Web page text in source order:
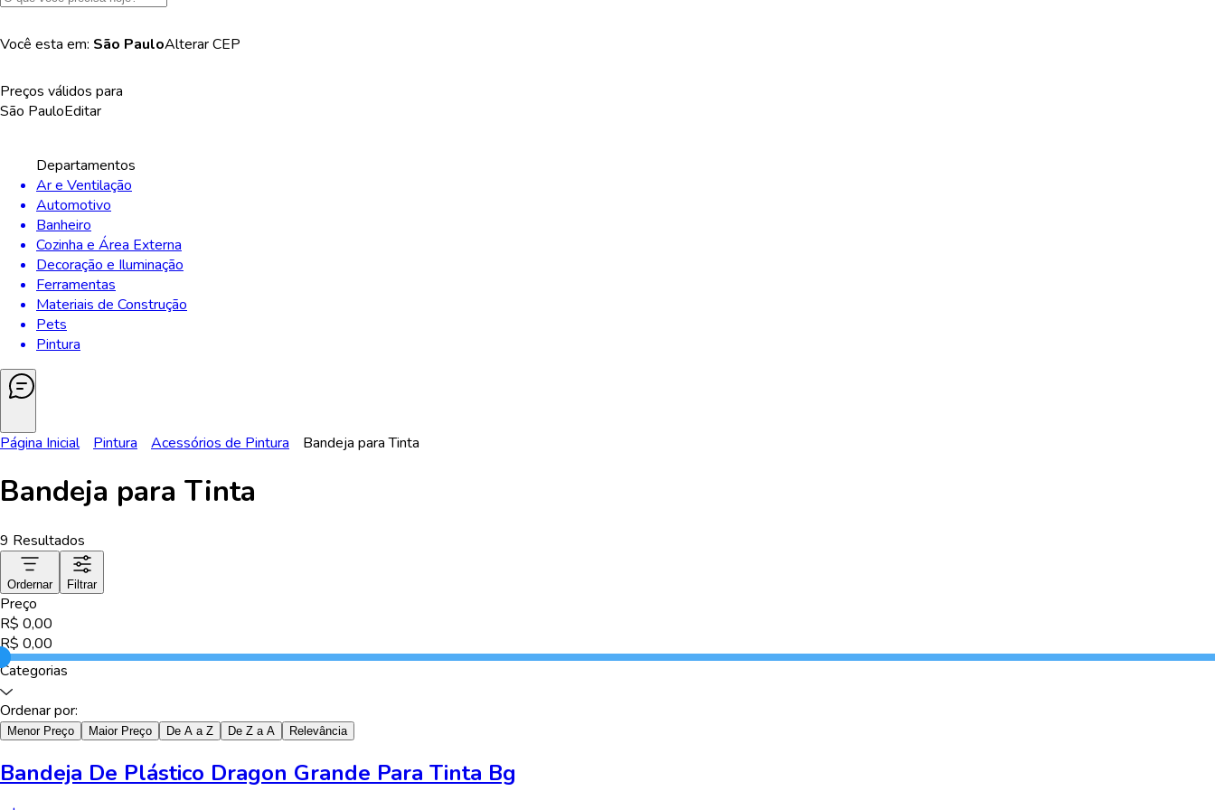
Você esta em: São PauloAlterarCEP
Preços válidos para
São PauloEditar
Departamentos
Ar e Ventilação
Automotivo
Banheiro
Cozinha e Área Externa
Decoração e Iluminação
Ferramentas
Materiais de Construção
Pets
Pintura
Página Inicial Pintura Acessórios de Pintura Bandeja para Tinta
Bandeja para Tinta
9 Resultados
Ordernar Filtrar
Preço
R$ 0,00
R$ 0,00
Categorias
Ordenar por:
Menor Preço Maior Preço De A a Z De Z a A Relevância
Bandeja De Plástico Dragon Grande Para Tinta Bg